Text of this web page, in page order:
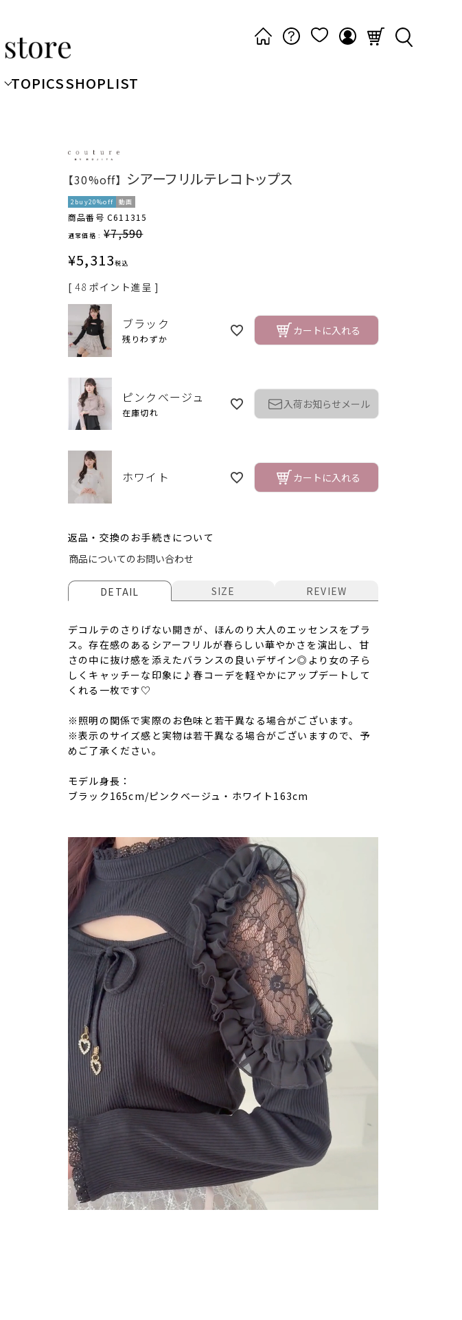
TOPICSSHOPLIST
ブラック
【30%off】 シアーフリルテレコトップス
2buy20%off 動画
商品番号 C611315
通常価格 : ¥7,590
¥5,313税込
[ 48 ポイント進呈 ]
ブラック
残りわずか
カートに入れる
ピンクベージュ
在庫切れ
入荷お知らせメール
ホワイト カートに入れる
返品・交換のお手続きについて
商品についてのお問い合わせ
DETAIL SIZE REVIEW
デコルテのさりげない開きが、ほんのり大人のエッセンスをプラ
ス。存在感のあるシアーフリルが春らしい華やかさを演出し、甘
さの中に抜け感を添えたバランスの良いデザイン◎より女の子ら
しくキャッチーな印象に♪春コーデを軽やかにアップデートして
くれる一枚です♡
※照明の関係で実際のお色味と若干異なる場合がございます。
※表示のサイズ感と実物は若干異なる場合がございますので、予
めご了承ください。
モデル身長：
ブラック165cm/ピンクベージュ・ホワイト163cm